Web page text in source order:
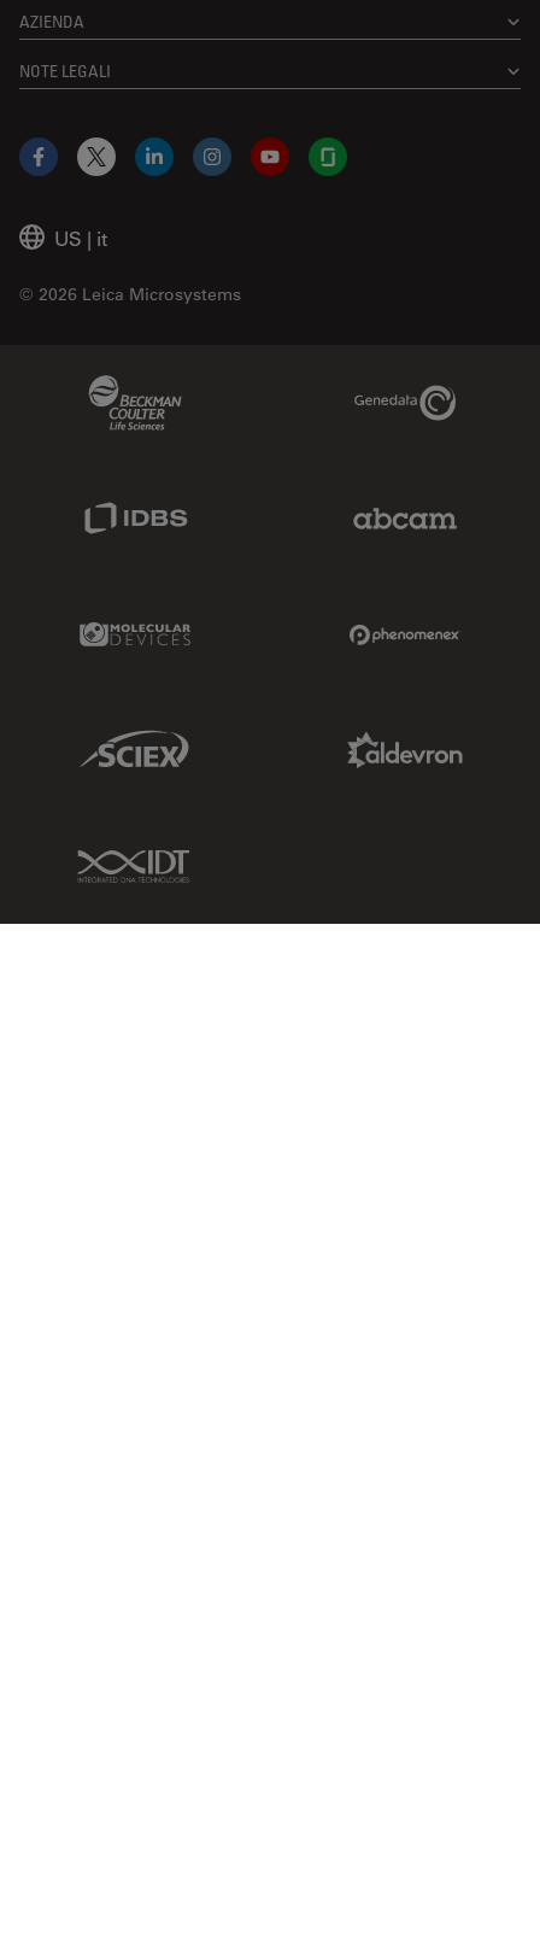
AZIENDA
NOTE LEGALI
US | it
© 2026 Leica Microsystems
Facebook
X LinkedInInstagramYouTubeGlassdoor
Genedata Link
Molecular Devices Link
Sciex Link
IDT Link